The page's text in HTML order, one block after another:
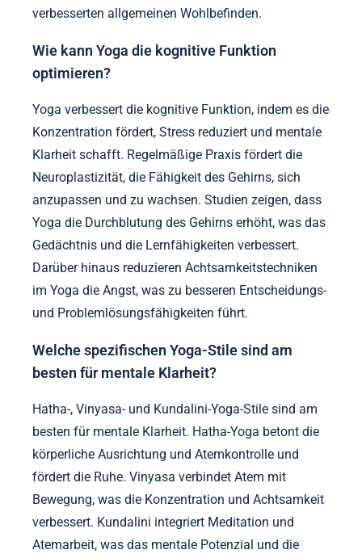
verbesserten allgemeinen Wohlbefinden.
Wie kann Yoga die kognitive Funktion
optimieren?
Yoga verbessert die kognitive Funktion, indem es die
Konzentration fördert, Stress reduziert und mentale
Klarheit schafft. Regelmäßige Praxis fördert die
Neuroplastizität, die Fähigkeit des Gehirns, sich
anzupassen und zu wachsen. Studien zeigen, dass
Yoga die Durchblutung des Gehirns erhöht, was das
Gedächtnis und die Lernfähigkeiten verbessert.
Darüber hinaus reduzieren Achtsamkeitstechniken
im Yoga die Angst, was zu besseren Entscheidungs-
und Problemlösungsfähigkeiten führt.
Welche spezifischen Yoga-Stile sind am
besten für mentale Klarheit?
Hatha-, Vinyasa- und Kundalini-Yoga-Stile sind am
besten für mentale Klarheit. Hatha-Yoga betont die
körperliche Ausrichtung und Atemkontrolle und
fördert die Ruhe. Vinyasa verbindet Atem mit
Bewegung, was die Konzentration und Achtsamkeit
verbessert. Kundalini integriert Meditation und
Atemarbeit, was das mentale Potenzial und die